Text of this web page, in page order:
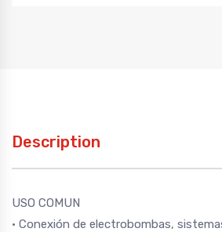
Description
USO COMUN
· Conexión de electrobombas,